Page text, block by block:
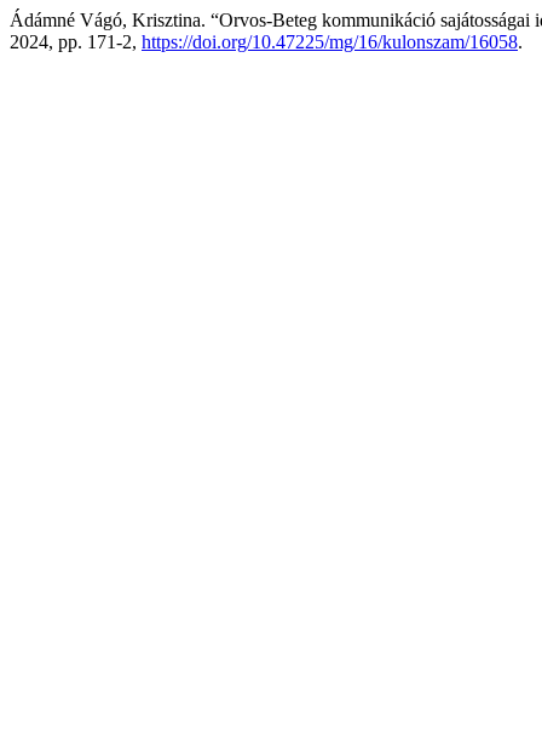
Ádámné Vágó, Krisztina. “Orvos-Beteg kommunikáció sajátosságai
2024, pp. 171-2, https://doi.org/10.47225/mg/16/kulonszam/16058.